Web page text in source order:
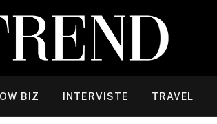
BIZ INTERVISTE TRAVEL